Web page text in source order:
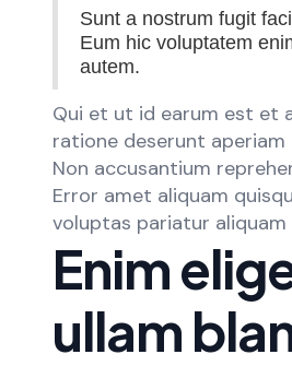
Sunt a nostrum fugit
Eum hic voluptatem
autem.
Qui et ut id earum est et
ratione deserunt
Non accusantium
Error amet aliquam
voluptas pariatur
Enim
ullam